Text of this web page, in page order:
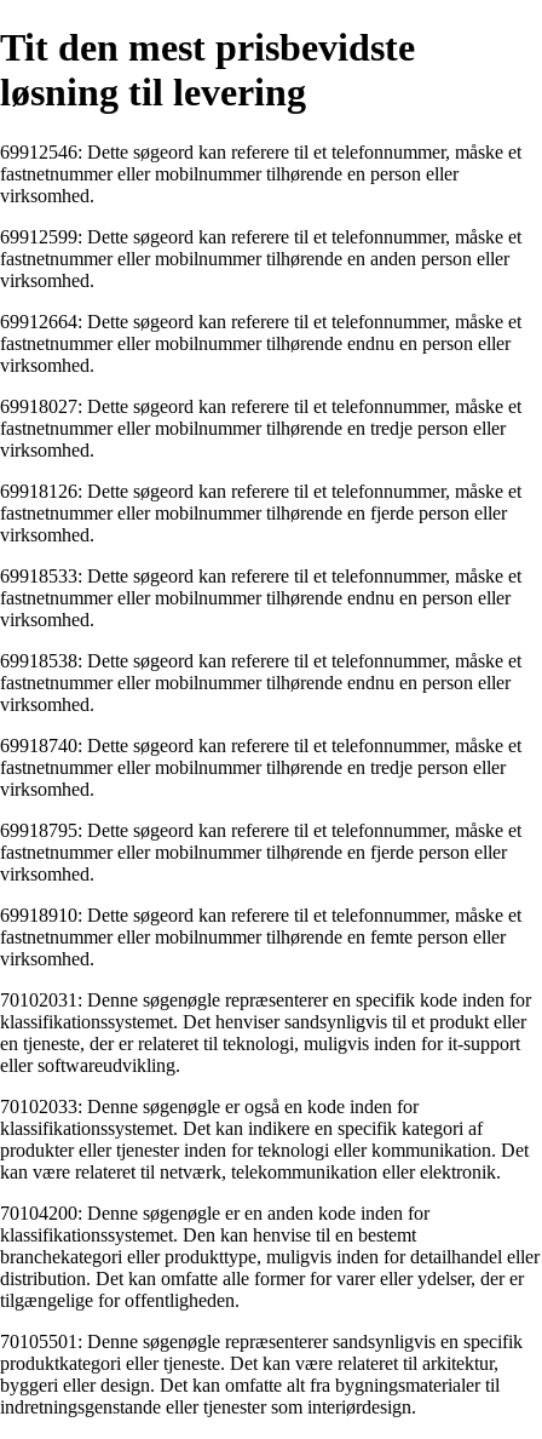
Tit den mest prisbevidste
løsning til levering
69912546: Dette søgeord kan referere til et telefonnummer, måske et
fastnetnummer eller mobilnummer tilhørende en person eller
virksomhed.
69912599: Dette søgeord kan referere til et telefonnummer, måske et
fastnetnummer eller mobilnummer tilhørende en anden person eller
virksomhed.
69912664: Dette søgeord kan referere til et telefonnummer, måske et
fastnetnummer eller mobilnummer tilhørende endnu en person eller
virksomhed.
69918027: Dette søgeord kan referere til et telefonnummer, måske et
fastnetnummer eller mobilnummer tilhørende en tredje person eller
virksomhed.
69918126: Dette søgeord kan referere til et telefonnummer, måske et
fastnetnummer eller mobilnummer tilhørende en fjerde person eller
virksomhed.
69918533: Dette søgeord kan referere til et telefonnummer, måske et
fastnetnummer eller mobilnummer tilhørende endnu en person eller
virksomhed.
69918538: Dette søgeord kan referere til et telefonnummer, måske et
fastnetnummer eller mobilnummer tilhørende endnu en person eller
virksomhed.
69918740: Dette søgeord kan referere til et telefonnummer, måske et
fastnetnummer eller mobilnummer tilhørende en tredje person eller
virksomhed.
69918795: Dette søgeord kan referere til et telefonnummer, måske et
fastnetnummer eller mobilnummer tilhørende en fjerde person eller
virksomhed.
69918910: Dette søgeord kan referere til et telefonnummer, måske et
fastnetnummer eller mobilnummer tilhørende en femte person eller
virksomhed.
70102031: Denne søgenøgle repræsenterer en specifik kode inden for
klassifikationssystemet. Det henviser sandsynligvis til et produkt eller
en tjeneste, der er relateret til teknologi, muligvis inden for it-support
eller softwareudvikling.
70102033: Denne søgenøgle er også en kode inden for
klassifikationssystemet. Det kan indikere en specifik kategori af
produkter eller tjenester inden for teknologi eller kommunikation. Det
kan være relateret til netværk, telekommunikation eller elektronik.
70104200: Denne søgenøgle er en anden kode inden for
klassifikationssystemet. Den kan henvise til en bestemt
branchekategori eller produkttype, muligvis inden for detailhandel eller
distribution. Det kan omfatte alle former for varer eller ydelser, der er
tilgængelige for offentligheden.
70105501: Denne søgenøgle repræsenterer sandsynligvis en specifik
produktkategori eller tjeneste. Det kan være relateret til arkitektur,
byggeri eller design. Det kan omfatte alt fra bygningsmaterialer til
indretningsgenstande eller tjenester som interiørdesign.